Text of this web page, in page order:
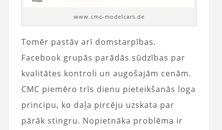
www.cmc-modelcars.de
Tomēr pastāv arī domstarpības.
Facebook grupās parādās sūdzības par
kvalitātes kontroli un augošajām cenām.
CMC piemēro trīs dienu pieteikšanās loga
principu, ko daļa pircēju uzskata par
pārāk stingru. Nopietnāka problēma ir